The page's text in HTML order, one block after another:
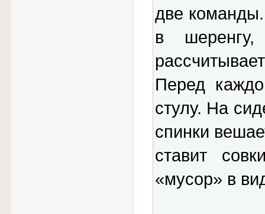
две
в
Перед
стулу. На
спинки
ставит
«мусор» в